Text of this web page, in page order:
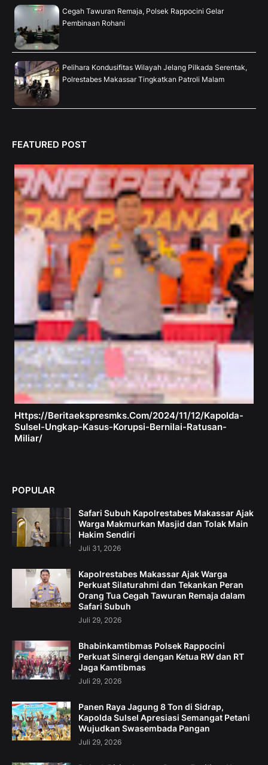
Cegah Tawuran Remaja, Polsek Rappocini Gelar
Pembinaan Rohani
Pelihara Kondusifitas Wilayah Jelang Pilkada Serentak,
Polrestabes Makassar Tingkatkan Patroli Malam
FEATURED POST
Https://beritaekspresmks.com/2024/11/12/kapolda-
Sulsel-Ungkap-Kasus-Korupsi-Bernilai-Ratusan-
Miliar/
POPULAR
Safari Subuh Kapolrestabes Makassar Ajak
Warga Makmurkan Masjid dan Tolak Main
Hakim Sendiri
Juli 31, 2026
Kapolrestabes Makassar Ajak Warga
Perkuat Silaturahmi dan Tekankan Peran
Orang Tua Cegah Tawuran Remaja dalam
Safari Subuh
Juli 29, 2026
Bhabinkamtibmas Polsek Rappocini
Perkuat Sinergi dengan Ketua RW dan RT
Jaga Kamtibmas
Juli 29, 2026
Panen Raya Jagung 8 Ton di Sidrap,
Kapolda Sulsel Apresiasi Semangat Petani
Wujudkan Swasembada Pangan
Juli 29, 2026